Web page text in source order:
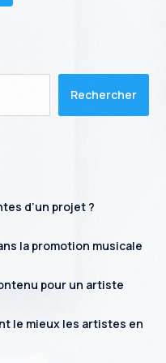
Rechercher
d’un projet ?
la promotion musicale
pour un artiste
le mieux les artistes en